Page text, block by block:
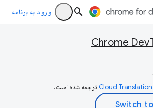
ورود به برنامه
Chrome
ترجمه شده است.